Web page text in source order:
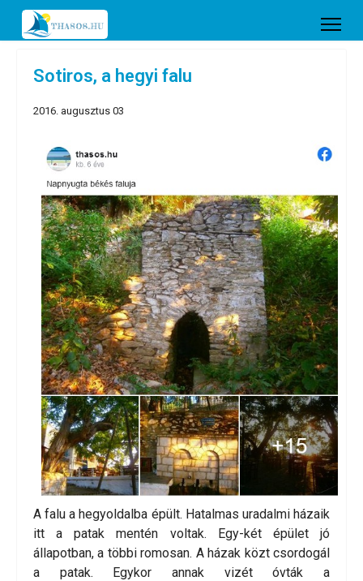
Sotiros, a hegyi falu
2016. augusztus 03
A falu a hegyoldalba épült. Hatalmas uradalmi házaik
itt a patak mentén voltak. Egy-két épület jó
állapotban, a többi romosan. A házak közt csordogál
a patak. Egykor annak vizét óvták a